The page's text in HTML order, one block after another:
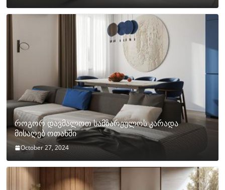
როგორ დავმალოთ სამზარეულოს კარადა
მისაღებ ოთახში
October 27, 2024